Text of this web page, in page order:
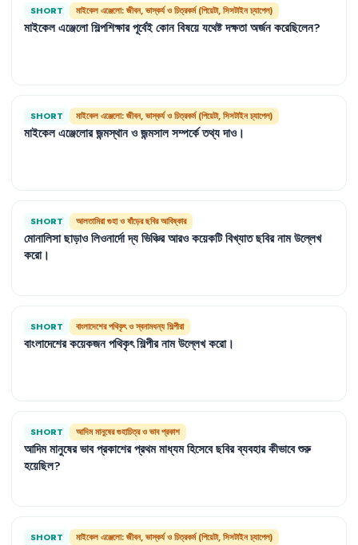
SHORT মাইকেল এঞ্জেলো: জীবন, ভাস্কর্য ও চিত্রকর্ম (পিয়েটা, সিসটাইন চ্যাপেল)
মাইকেলএঞ্জেলোশিল্পশিক্ষারপূর্বেইকোনবিষয়েযথেষ্টদক্ষতাঅর্জনকরেছিলেন?
SHORT মাইকেল এঞ্জেলো: জীবন, ভাস্কর্য ও চিত্রকর্ম (পিয়েটা, সিসটাইন চ্যাপেল)
মাইকেলএঞ্জেলোরজন্মস্থানওজন্মসালসম্পর্কেতথ্যদাও।
SHORT আলতামিরা গুহা ও ষাঁড়ের ছবির আবিষ্কার
মোনালিসাছাড়াওলিওনার্দোদ্যভিঞ্চিরআরওকয়েকটিবিখ্যাতছবিরনামউল্লেখ
করো।
SHORT বাংলাদেশের পথিকৃৎ ও স্বনামধন্য শিল্পীরা
বাংলাদেশেরকয়েকজনপথিকৃৎশিল্পীরনামউল্লেখকরো।
SHORT আদিম মানুষের গুহাচিত্র ও ভাব প্রকাশ
আদিমমানুষেরভাবপ্রকাশেরপ্রথমমাধ্যমহিসেবেছবিরব্যবহারকীভাবেশুরু
হয়েছিল?
SHORT মাইকেল এঞ্জেলো: জীবন, ভাস্কর্য ও চিত্রকর্ম (পিয়েটা, সিসটাইন চ্যাপেল)